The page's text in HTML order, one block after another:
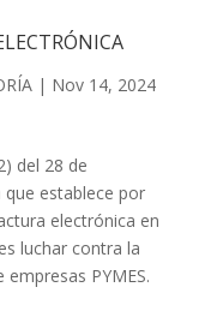
| Nov 14, 2024
del 28 de
establece por
electrónica en
luchar contra la
PYMES.